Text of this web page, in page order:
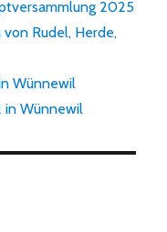
2025
Rudel, Herde,
Wünnewil
in Wünnewil